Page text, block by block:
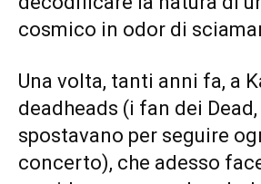
cosmico in odor di
Una volta, tanti anni fa, a
deadheads (i fan dei Dead,
spostavano per seguire
concerto), che adesso